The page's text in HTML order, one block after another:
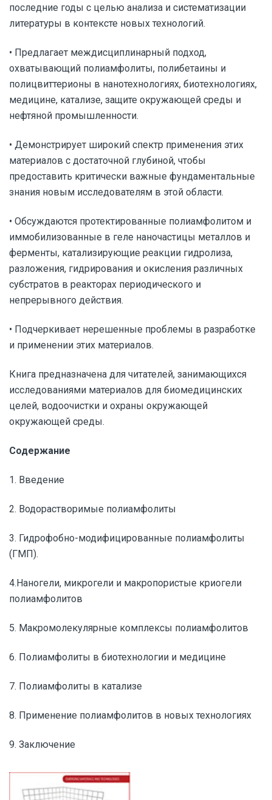
последние годы с целью анализа и систематизации
литературы в контексте новых технологий.
• Предлагает междисциплинарный подход,
охватывающий полиамфолиты, полибетаины и
полицвиттерионы в нанотехнологиях, биотехнологиях,
медицине, катализе, защите окружающей среды и
нефтяной промышленности.
• Демонстрирует широкий спектр применения этих
материалов с достаточной глубиной, чтобы
предоставить критически важные фундаментальные
знания новым исследователям в этой области.
• Обсуждаются протектированные полиамфолитом и
иммобилизованные в геле наночастицы металлов и
ферменты, катализирующие реакции гидролиза,
разложения, гидрирования и окисления различных
субстратов в реакторах периодического и
непрерывного действия.
• Подчеркивает нерешенные проблемы в разработке
и применении этих материалов.
Книга предназначена для читателей, занимающихся
исследованиями материалов для биомедицинских
целей, водоочистки и охраны окружающей
окружающей среды.
Содержание
1. Введение
2. Водорастворимые полиамфолиты
3. Гидрофобно-модифицированные полиамфолиты
(ГМП).
4.Наногели, микрогели и макропористые криогели
полиамфолитов
5. Макромолекулярные комплексы полиамфолитов
6. Полиамфолиты в биотехнологии и медицине
7. Полиамфолиты в катализе
8. Применение полиамфолитов в новых технологиях
9. Заключение